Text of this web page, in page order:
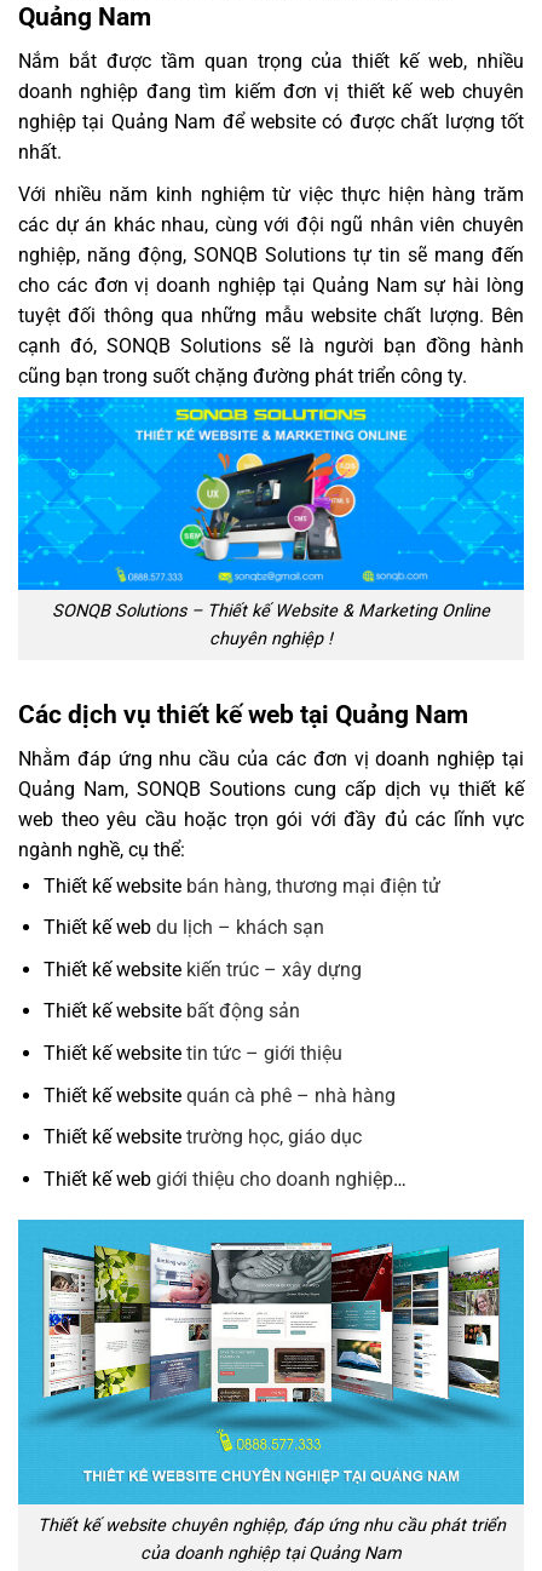
Quảng Nam
Nắm bắt được tầm quan trọng của thiết kế web, nhiều
doanh nghiệp đang tìm kiếm đơn vị thiết kế web chuyên
nghiệp tại Quảng Nam để website có được chất lượng tốt
nhất.
Với nhiều năm kinh nghiệm từ việc thực hiện hàng trăm
các dự án khác nhau, cùng với đội ngũ nhân viên chuyên
nghiệp, năng động, SONQB Solutions tự tin sẽ mang đến
cho các đơn vị doanh nghiệp tại Quảng Nam sự hài lòng
tuyệt đối thông qua những mẫu website chất lượng. Bên
cạnh đó, SONQB Solutions sẽ là người bạn đồng hành
cũng bạn trong suốt chặng đường phát triển công ty.
SONQB Solutions – Thiết kế Website & Marketing Online
chuyên nghiệp !
Các dịch vụ thiết kế web tại Quảng Nam
Nhằm đáp ứng nhu cầu của các đơn vị doanh nghiệp tại
Quảng Nam, SONQB Soutions cung cấp dịch vụ thiết kế
web theo yêu cầu hoặc trọn gói với đầy đủ các lĩnh vực
ngành nghề, cụ thể:
Thiết kế website bán hàng, thương mại điện tử
Thiết kế web du lịch – khách sạn
Thiết kế website kiến trúc – xây dựng
Thiết kế website bất động sản
Thiết kế website tin tức – giới thiệu
Thiết kế website quán cà phê – nhà hàng
Thiết kế website trường học, giáo dục
Thiết kế web giới thiệu cho doanh nghiệp…
Thiết kế website chuyên nghiệp, đáp ứng nhu cầu phát triển
của doanh nghiệp tại Quảng Nam